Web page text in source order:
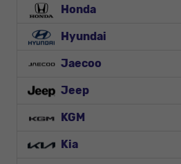
Honda
Hyundai
Jaecoo
Jeep
KGM
Kia